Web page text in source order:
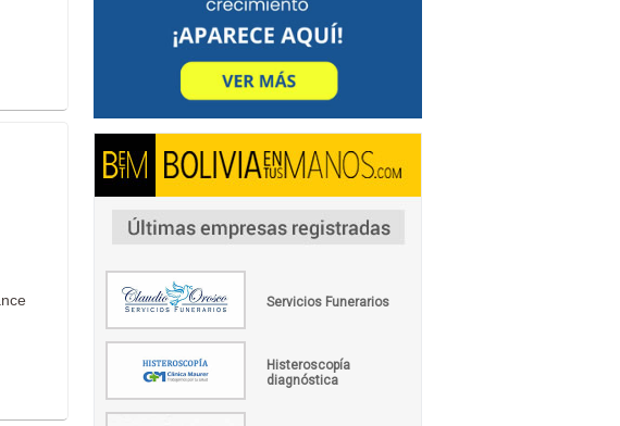
Servicios Funerarios
Histeroscopía
diagnóstica